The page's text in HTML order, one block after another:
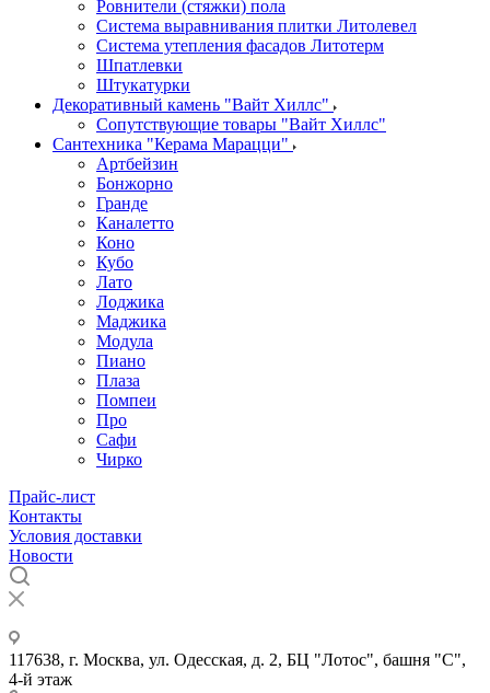
Ровнители (стяжки) пола
Система выравнивания плитки Литолевел
Система утепления фасадов Литотерм
Шпатлевки
Штукатурки
Декоративный камень "Вайт Хиллс"
Сопутствующие товары "Вайт Хиллс"
Сантехника "Керама Марацци"
Артбейзин
Бонжорно
Гранде
Каналетто
Коно
Кубо
Лато
Лоджика
Маджика
Модула
Пиано
Плаза
Помпеи
Про
Сафи
Чирко
Прайс-лист
Контакты
Условия доставки
Новости
117638, г. Москва, ул. Одесская, д. 2, БЦ "Лотос", башня "С",
4-й этаж